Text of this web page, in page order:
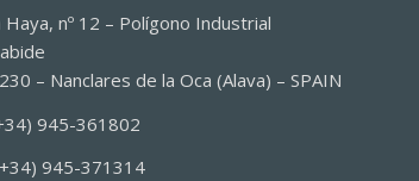
Haya, nº 12 – Polígono Industrial
– Nanclares de la Oca (Alava) – SPAIN
945-361802
945-371314